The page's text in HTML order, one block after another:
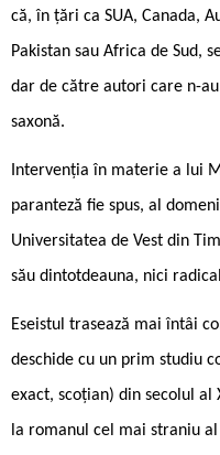
că, în țări ca SUA, Canada,
Pakistan sau Africa de Sud,
dar de către autori care n-
saxonă.
Intervenția în materie a lui
paranteză fie spus, al
Universitatea de Vest din
său dintotdeauna, nici
Eseistul trasează mai întâi
deschide cu un prim studiu
exact, scoțian) din secolul al
la romanul cel mai straniu